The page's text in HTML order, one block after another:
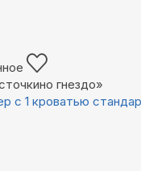
гнездо»
с 1 кроватью